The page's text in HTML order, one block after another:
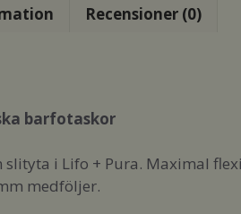
Recensioner (0)
barfotaskor
i Lifo + Pura. Maximal
medföljer.